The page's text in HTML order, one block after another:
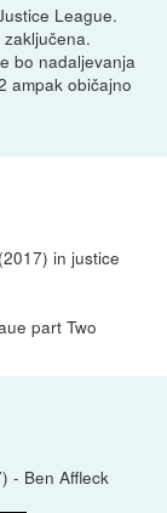
League.
bo nadaljevanja
ampak običajno
in justice
part Two
- Ben Affleck